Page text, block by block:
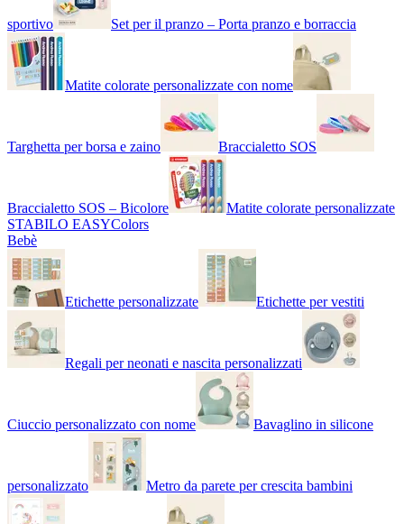
sportivo Set per il pranzo – Porta pranzo e borraccia
Matite colorate personalizzate con nome
Targhetta per borsa e zaino Braccialetto SOS
Braccialetto SOS – Bicolore
Matite colorate personalizzate
STABILO EASYColors
Bebè
Etichette personalizzate Etichette per vestiti
Regali per neonati e nascita personalizzati
Ciuccio personalizzato con nome Bavaglino in silicone
personalizzato Metro da parete per crescita bambini